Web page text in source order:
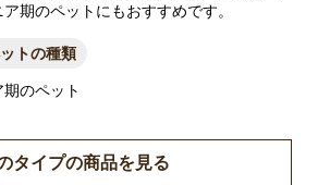
期のペットにもおすすめです。
トの種類
のペット
タイプの商品を見る